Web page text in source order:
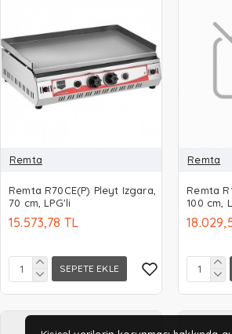
Remta
Remta R70CE(P) Pleyt Izgara,
70 cm, LPG'li
15.573,78 TL
SEPETE EKLE
Remta
Remta
100 cm,